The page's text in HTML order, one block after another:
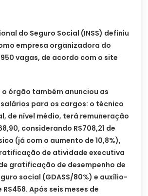
do Seguro Social (INSS) definiu
empresa organizadora do
vagas, de acordo com o site
o órgão também anunciou as
para os cargos: o técnico
de nível médio, terá remuneração
considerando R$708,21 de
(já com o aumento de 10,8%),
de atividade executiva
de gratificação de desempenho de
social (GDASS/80%) e auxílio-
Após seis meses de